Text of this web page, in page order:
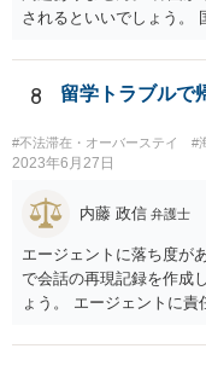
されるといいでしょう。
8 留学トラブルで
#不法滞在・オーバーステイ #
2023年6月27日
内藤 政信 弁護士
エージェントに落ち度が
で会話の再現記録を作成
ょう。 エージェントに